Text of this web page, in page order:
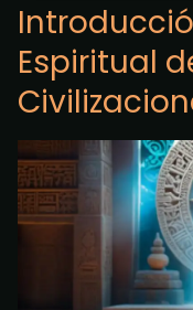
Espiritual